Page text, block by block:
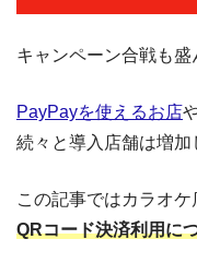
キャンペーン合戦も盛
PayPayを使えるお店
続々と導入店舗は増加
この記事ではカラオケ
QRコード決済利用に